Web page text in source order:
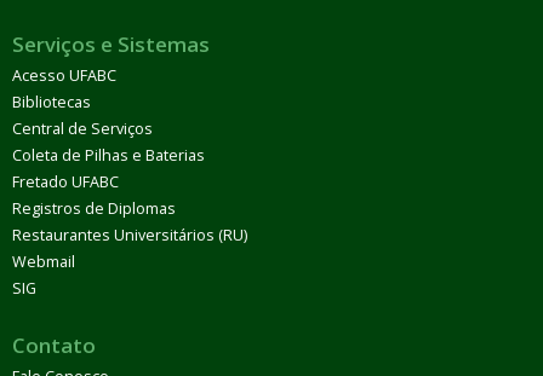
Serviços e Sistemas
Acesso UFABC
Bibliotecas
Central de Serviços
Coleta de Pilhas e Baterias
Fretado UFABC
Registros de Diplomas
Restaurantes Universitários (RU)
Webmail
SIG
Contato